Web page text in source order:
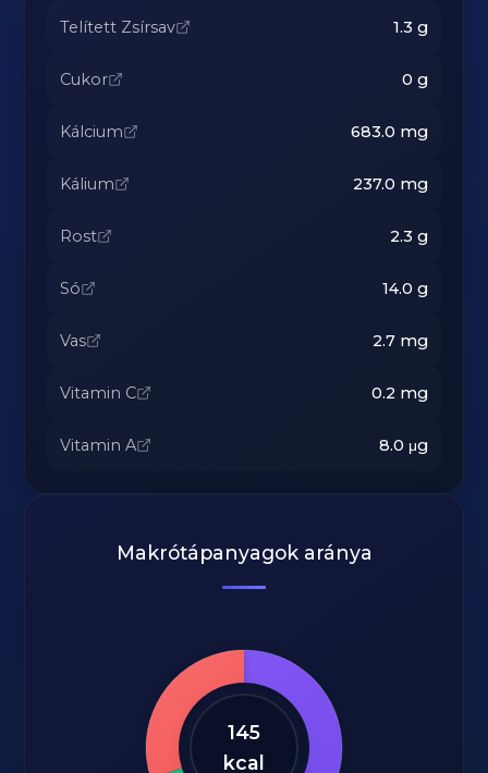
Telített Zsírsav 1.3 g
Cukor 0 g
Kálcium 683.0 mg
Kálium 237.0 mg
Rost 2.3 g
Só 14.0 g
Vas 2.7mg
Vitamin C 0.2 mg
Vitamin A 8.0 μg
Makrótápanyagok aránya
145
kcal